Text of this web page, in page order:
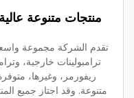
منتجات متنوعة
تقدم الشركة مجموعة
ترامبولينات خارجية،
ريفورمر، وغيرها،